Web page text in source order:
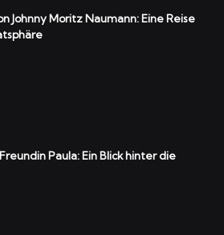
Johnny Moritz Naumann: Eine Reise
Paula: Ein Blick hinter die